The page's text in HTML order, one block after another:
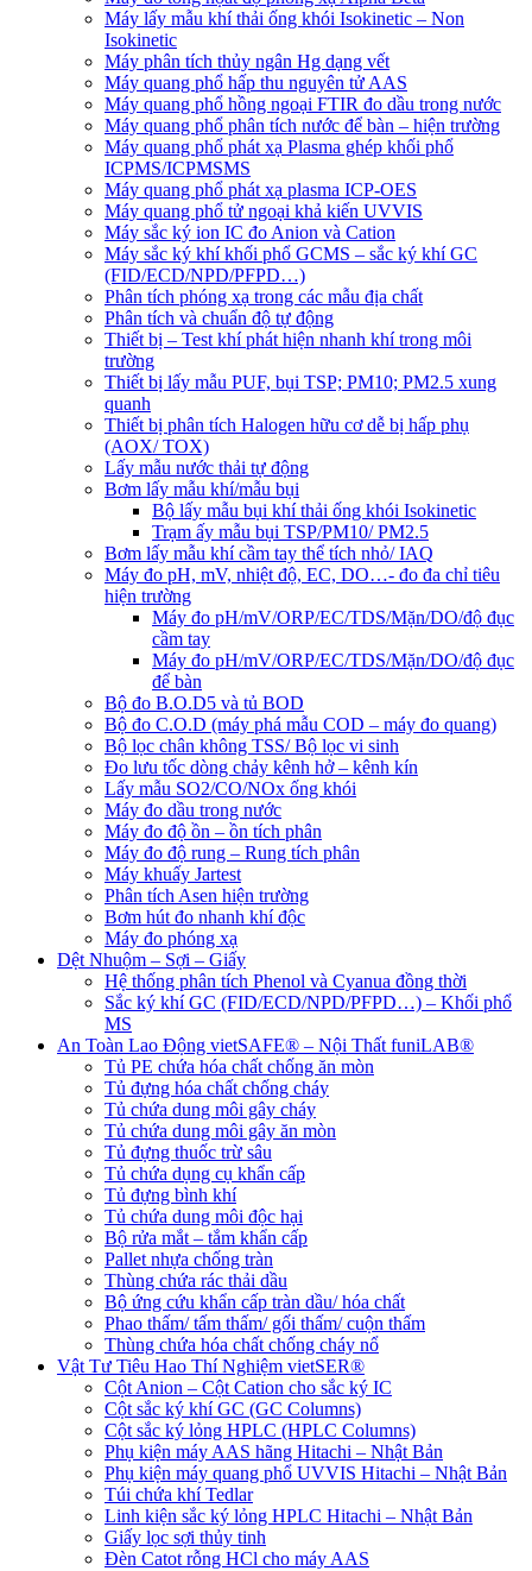
Máy lấy mẫu khí thải ống khói Isokinetic – Non
Isokinetic
Máy phân tích thủy ngân Hg dạng vết
Máy quang phổ hấp thu nguyên tử AAS
Máy quang phổ hồng ngoại FTIR đo dầu trong nước
Máy quang phổ phân tích nước để bàn – hiện trường
Máy quang phổ phát xạ Plasma ghép khối phổ
ICPMS/ICPMSMS
Máy quang phổ phát xạ plasma ICP-OES
Máy quang phổ tử ngoại khả kiến UVVIS
Máy sắc ký ion IC đo Anion và Cation
Máy sắc ký khí khối phổ GCMS – sắc ký khí GC
(FID/ECD/NPD/PFPD…)
Phân tích phóng xạ trong các mẫu địa chất
Phân tích và chuẩn độ tự động
Thiết bị – Test khí phát hiện nhanh khí trong môi
trường
Thiết bị lấy mẫu PUF, bụi TSP; PM10; PM2.5 xung
quanh
Thiết bị phân tích Halogen hữu cơ dễ bị hấp phụ
(AOX/ TOX)
Lấy mẫu nước thải tự động
Bơm lấy mẫu khí/mẫu bụi
Bộ lấy mẫu bụi khí thải ống khói Isokinetic
Trạm ấy mẫu bụi TSP/PM10/ PM2.5
Bơm lấy mẫu khí cầm tay thể tích nhỏ/ IAQ
Máy đo pH, mV, nhiệt độ, EC, DO…- đo đa chỉ tiêu
hiện trường
Máy đo pH/mV/ORP/EC/TDS/Mặn/DO/độ đục
cầm tay
Máy đo pH/mV/ORP/EC/TDS/Mặn/DO/độ đục
để bàn
Bộ đo B.O.D5 và tủ BOD
Bộ đo C.O.D (máy phá mẫu COD – máy đo quang)
Bộ lọc chân không TSS/ Bộ lọc vi sinh
Đo lưu tốc dòng chảy kênh hở – kênh kín
Lấy mẫu SO2/CO/NOx ống khói
Máy đo dầu trong nước
Máy đo độ ồn – ồn tích phân
Máy đo độ rung – Rung tích phân
Máy khuấy Jartest
Phân tích Asen hiện trường
Bơm hút đo nhanh khí độc
Máy đo phóng xạ
Dệt Nhuộm – Sợi – Giấy
Hệ thống phân tích Phenol và Cyanua đồng thời
Sắc ký khí GC (FID/ECD/NPD/PFPD…) – Khối phổ
MS
An Toàn Lao Động vietSAFE® – Nội Thất funiLAB®
Tủ PE chứa hóa chất chống ăn mòn
Tủ đựng hóa chất chống cháy
Tủ chứa dung môi gây cháy
Tủ chứa dung môi gây ăn mòn
Tủ đựng thuốc trừ sâu
Tủ chứa dụng cụ khẩn cấp
Tủ đựng bình khí
Tủ chứa dung môi độc hại
Bộ rửa mắt – tắm khẩn cấp
Pallet nhựa chống tràn
Thùng chứa rác thải dầu
Bộ ứng cứu khẩn cấp tràn dầu/ hóa chất
Phao thấm/ tấm thấm/ gối thấm/ cuộn thấm
Thùng chứa hóa chất chống cháy nổ
Vật Tư Tiêu Hao Thí Nghiệm vietSER®
Cột Anion – Cột Cation cho sắc ký IC
Cột sắc ký khí GC (GC Columns)
Cột sắc ký lỏng HPLC (HPLC Columns)
Phụ kiện máy AAS hãng Hitachi – Nhật Bản
Phụ kiện máy quang phổ UVVIS Hitachi – Nhật Bản
Túi chứa khí Tedlar
Linh kiện sắc ký lỏng HPLC Hitachi – Nhật Bản
Giấy lọc sợi thủy tinh
Đèn Catot rỗng HCl cho máy AAS